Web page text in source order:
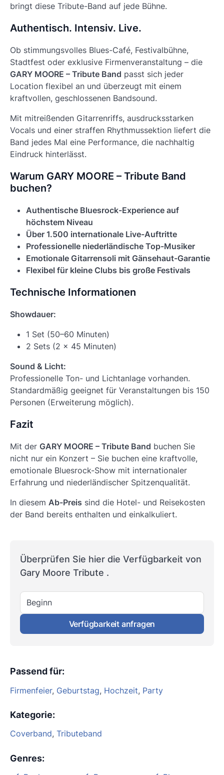
bringt diese Tribute-Band auf jede Bühne.
Authentisch. Intensiv. Live.
Ob stimmungsvolles Blues-Café, Festivalbühne,
Stadtfest oder exklusive Firmenveranstaltung – die
GARY MOORE – Tribute Band passt sich jeder
Location flexibel an und überzeugt mit einem
kraftvollen, geschlossenen Bandsound.
Mit mitreißenden Gitarrenriffs, ausdrucksstarken
Vocals und einer straffen Rhythmussektion liefert die
Band jedes Mal eine Performance, die nachhaltig
Eindruck hinterlässt.
Warum GARY MOORE – Tribute Band
buchen?
Authentische Bluesrock-Experience auf
höchstem Niveau
Über 1.500 internationale Live-Auftritte
Professionelle niederländische Top-Musiker
Emotionale Gitarrensoli mit Gänsehaut-Garantie
Flexibel für kleine Clubs bis große Festivals
Technische Informationen
Showdauer:
1 Set (50–60 Minuten)
2 Sets (2 × 45 Minuten)
Sound & Licht:
Professionelle Ton- und Lichtanlage vorhanden.
Standardmäßig geeignet für Veranstaltungen bis 150
Personen (Erweiterung möglich).
Fazit
Mit der GARY MOORE – Tribute Band buchen Sie
nicht nur ein Konzert – Sie buchen eine kraftvolle,
emotionale Bluesrock-Show mit internationaler
Erfahrung und niederländischer Spitzenqualität.
In diesem Ab-Preis sind die Hotel- und Reisekosten
der Band bereits enthalten und einkalkuliert.
Überprüfen Sie hier die Verfügbarkeit von
Gary Moore Tribute .
Beginn
Verfügbarkeit anfragen
Passend für:
Firmenfeier, Geburtstag, Hochzeit, Party
Kategorie:
Coverband, Tributeband
Genres: